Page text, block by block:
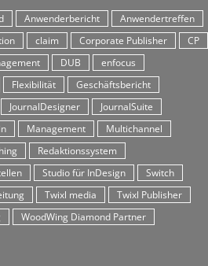
Anwenderbericht
Anwendertreffen
claim Corporate Publisher
CP
DUB
enfocus
Flexibilität
Geschäftsbericht
JournalDesigner
JournalSuite
Management
Multichannel
Redaktionssystem
Studio für InDesign
Switch
Twixl media
Twixl Publisher
WoodWing Diamond Partner